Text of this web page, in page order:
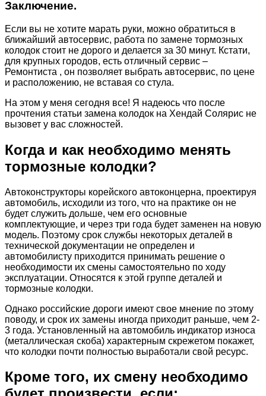
Заключение.
Если вы не хотите марать руки, можно обратиться в
ближайший автосервис, работа по замене тормозных
колодок стоит не дорого и делается за 30 минут. Кстати,
для крупных городов, есть отличный сервис –
Ремонтиста , он позволяет выбрать автосервис, по цене
и расположению, не вставая со стула.
На этом у меня сегодня все! Я надеюсь что после
прочтения статьи замена колодок на Хендай Солярис не
вызовет у вас сложностей.
Когда и как необходимо менять
тормозные колодки?
Автоконструкторы корейского автоконцерна, проектируя
автомобиль, исходили из того, что на практике он не
будет служить дольше, чем его основные
комплектующие, и через три года будет заменен на новую
модель. Поэтому срок службы некоторых деталей в
технической документации не определен и
автомобилисту приходится принимать решение о
необходимости их смены самостоятельно по ходу
эксплуатации. Относятся к этой группе деталей и
тормозные колодки.
Однако российские дороги имеют свое мнение по этому
поводу, и срок их замены иногда приходит раньше, чем 2-
3 года. Установленный на автомобиль индикатор износа
(металлическая скоба) характерным скрежетом покажет,
что колодки почти полностью выработали свой ресурс.
Кроме того, их смену необходимо